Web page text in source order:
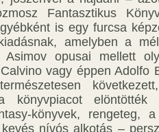
Fantasztikus
is egy furcsa
amelyben a
Asimov opusai mellett
vagy éppen Adolfo
elöntötték
könyvek, rengeteg,
nívós alkotás –